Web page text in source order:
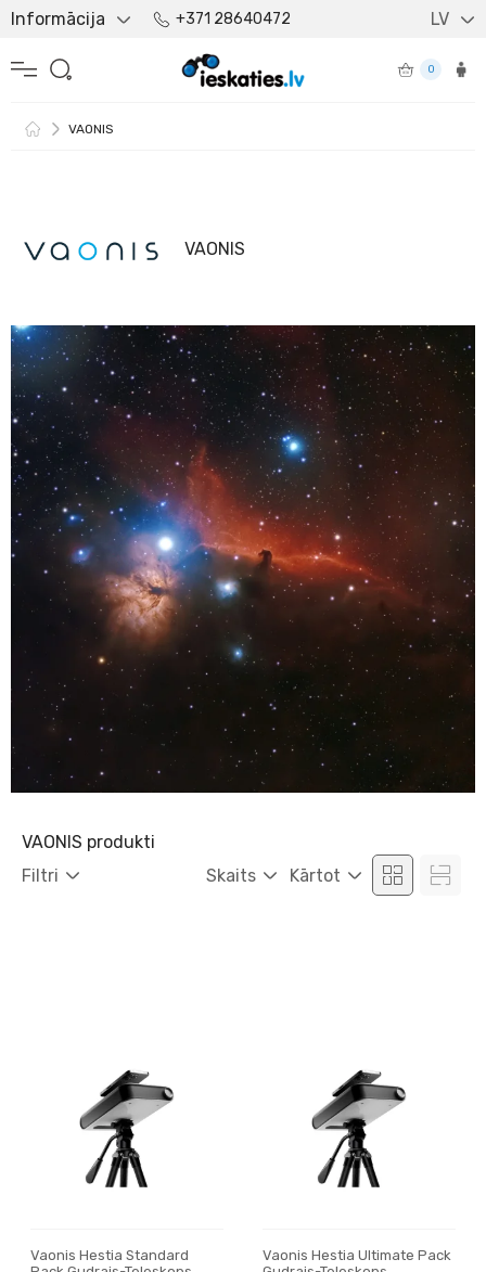
Informācija +371 28640472 LV
0
VAONIS
VAONIS
VAONIS produkti
Filtri
Skaits Kārtot
Vaonis Hestia Standard
Vaonis Hestia Ultimate Pack